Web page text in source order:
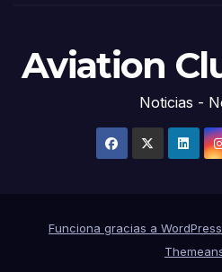
Aviation
Noticias -
Funciona gracias a WordPress